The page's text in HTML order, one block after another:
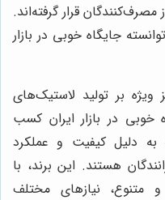
مصرف‌کنندگان قرار گرفته‌اند.
جایگاه خوبی در بازار
ویژه بر تولید لاستیک‌های
خوبی در بازار ایران کسب
به دلیل کیفیت و عملکرد
هستند. این برند، با
متنوع، نیازهای مختلف